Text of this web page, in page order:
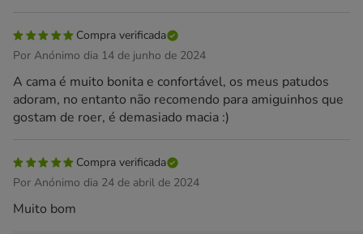
Compra verificada
Por Anónimo dia 14 de junho de 2024
A cama é muito bonita e confortável, os meus patudos
adoram, no entanto não recomendo para amiguinhos que
gostam de roer, é demasiado macia :)
Compra verificada
Por Anónimo dia 24 de abril de 2024
Muito bom